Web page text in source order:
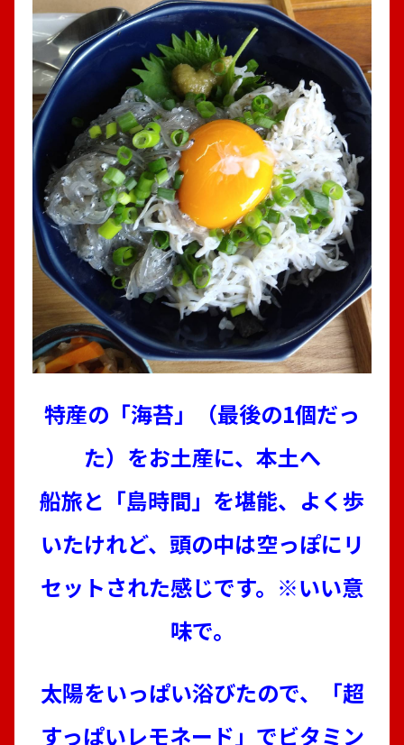
特産の「海苔」（最後の1個だっ
た）をお土産に、本土へ
船旅と「島時間」を堪能、よく歩
いたけれど、頭の中は空っぽにリ
セットされた感じです。※いい意
味で。
太陽をいっぱい浴びたので、「超
すっぱいレモネード」でビタミン